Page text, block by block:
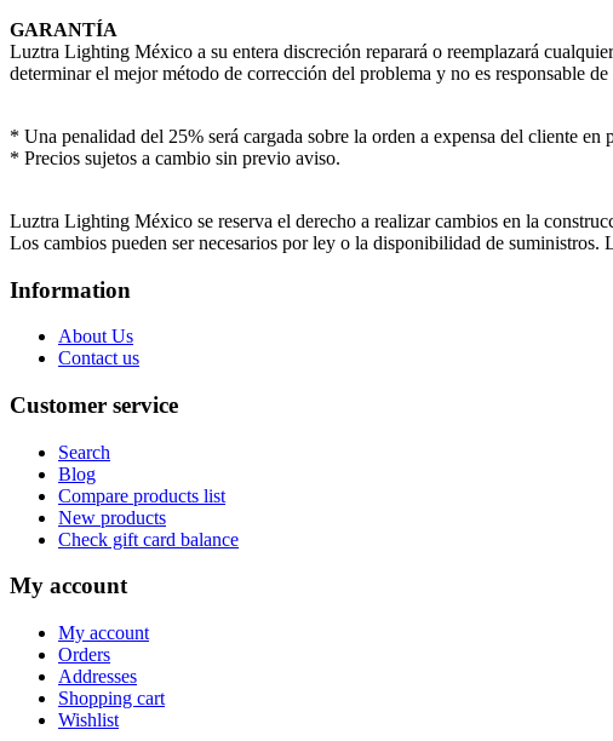
GARANTÍA
Luztra Lighting México a su entera discreción reparará o reemplazará
determinar el mejor método de corrección del problema y no es responsable
* Una penalidad del 25% será cargada sobre la orden a expensa del cliente en
* Precios sujetos a cambio sin previo aviso.
Luztra Lighting México se reserva el derecho a realizar cambios en la
Los cambios pueden ser necesarios por ley o la disponibilidad de
Information
About Us
Contact us
Customer service
Search
Blog
Compare products list
New products
Check gift card balance
My account
My account
Orders
Addresses
Shopping cart
Wishlist